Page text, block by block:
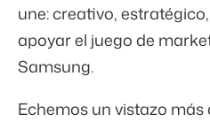
une: creativo,
apoyar el juego de
Samsung.
Echemos un vistazo